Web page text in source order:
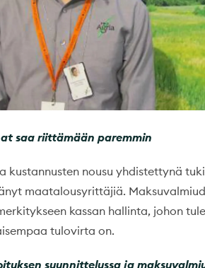
saa riittämään paremmin
kustannusten nousu yhdistettynä
maatalousyrittäjiä.
kassan hallinta, johon
tulovirta on.
suunnittelussa ja